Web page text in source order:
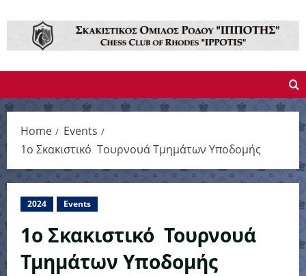
content
Home
Events
1ο Σκακιστικό Τουρνουά Τμημάτων Υποδομής
2024 Events
1ο Σκακιστικό Τουρνουά
Τμημάτων Υποδομής